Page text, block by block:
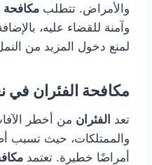
والأمراض. تتطلب مكافحة
وآمنة للقضاء عليه،
لمنع دخول المزيد من
مكافحة الفئران في
تعد الفئران من أخطر
والممتلكات، حيث تسبب
أمراضًا خطيرة. تعتمد